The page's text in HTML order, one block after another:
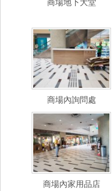
商場地下大堂
商場內詢問處
商場內家用品店